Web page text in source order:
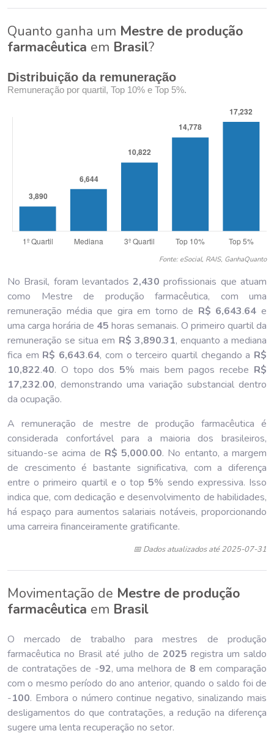
Quanto ganha um Mestre de produção
farmacêutica em Brasil?
Distribuição da remuneração
Remuneração por quartil, Top 10% e Top 5%.
Fonte: eSocial, RAIS, GanhaQuanto
No Brasil, foram levantados2,430 profissionais que atuam
como Mestre de produção farmacêutica, com uma
remuneração média que gira em torno de R$ 6,643.64 e
uma carga horária de 45 horas semanais. O primeiro quartil da
remuneração se situa em R$ 3,890.31, enquanto a mediana
fica em R$ 6,643.64, com o terceiro quartil chegando a R$
10,822.40. O topo dos 5% mais bem pagos recebe R$
17,232.00, demonstrando uma variação substancial dentro
da ocupação.
A remuneração de mestre de produção farmacêutica é
considerada confortável para a maioria dos brasileiros,
situando-se acima de R$ 5,000.00. No entanto, a margem
de crescimento é bastante significativa, com a diferença
entre o primeiro quartil e o top 5% sendo expressiva. Isso
indica que, com dedicação e desenvolvimento de habilidades,
há espaço para aumentos salariais notáveis, proporcionando
uma carreira financeiramente gratificante.
📅 Dados atualizados até 2025-07-31
Movimentação de Mestre de produção
farmacêutica em Brasil
O mercado de trabalho para mestres de produção
farmacêutica no Brasil até julho de 2025 registra um saldo
de contratações de -92, uma melhora de 8 em comparação
com o mesmo período do ano anterior, quando o saldo foi de
-100. Embora o número continue negativo, sinalizando mais
desligamentos do que contratações, a redução na diferença
sugere uma lenta recuperação no setor.